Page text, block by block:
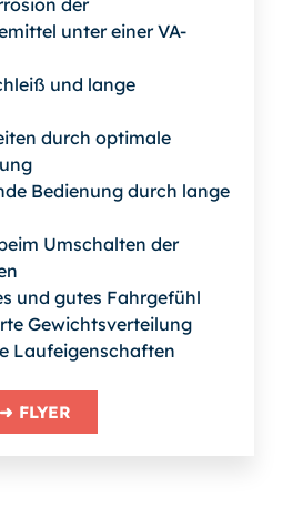
der
unter einer VA-
und lange
durch optimale
Bedienung durch lange
Umschalten der
und gutes Fahrgefühl
Gewichtsverteilung
Laufeigenschaften
➜ FLYER